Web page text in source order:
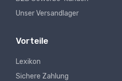
Unser Versandlager
Vorteile
Lexikon
Sichere Zahlung